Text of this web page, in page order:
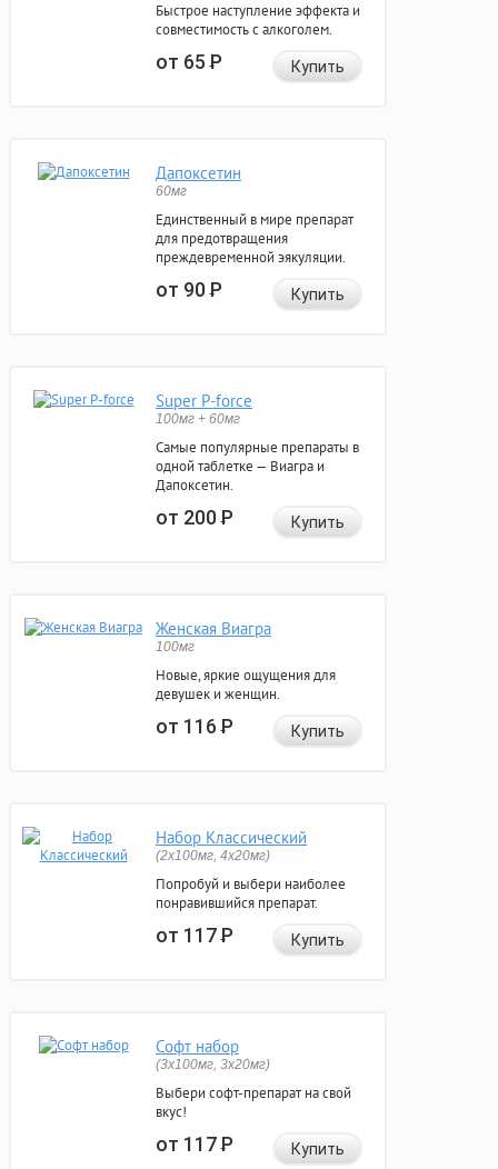
Быстрое наступление эффекта и
совместимость с алкоголем.
от 65Р Купить
Дапоксетин
60мг
Единственный в мире препарат
для предотвращения
преждевременной эякуляции.
от 90Р Купить
Super P-force
100мг + 60мг
Самые популярные препараты в
одной таблетке — Виагра и
Дапоксетин.
от 200Р Купить
Женская Виагра
100мг
Новые, яркие ощущения для
девушек и женщин.
от 116Р Купить
Набор Классический
(2x100мг, 4x20мг)
Попробуй и выбери наиболее
понравившийся препарат.
от 117Р Купить
Софт набор
(3x100мг, 3x20мг)
Выбери софт-препарат на свой
вкус!
от 117Р Купить